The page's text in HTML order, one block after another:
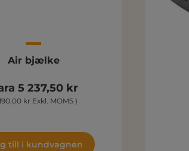
Air bjælke
5 237,50 kr
kr Exkl. MOMS )
till i kundvagnen